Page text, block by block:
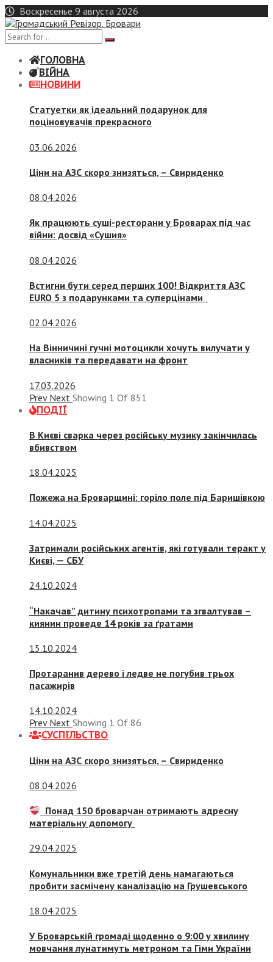
Skip
to
content
Воскресенье 9 августа 2026
ГОЛОВНА
ВІЙНА
НОВИНИ
Статуетки як ідеальний подарунок для
поціновувачів прекрасного
03.06.2026
Ціни на АЗС скоро знизяться, – Свириденко
08.04.2026
Як працюють суші-ресторани у Броварах під час
війни: досвід «Сушия»
08.04.2026
Встигни бути серед перших 100! Відкриття АЗС
EURO 5 з подарунками та суперцінами
02.04.2026
На Вінничині гучні мотоцикли хочуть вилучати у
власників та передавати на фронт
17.03.2026
Prev Next Showing 1 Of 851
ПОДІЇ
В Києві сварка через російську музику закінчилась
вбивством
18.04.2025
Пожежа на Броварщині: горіло поле під Баришівкою
14.04.2025
Затримали російських агентів, які готували теракт у
Києві, — СБУ
24.10.2024
“Накачав” дитину психотропами та згвалтував –
киянин проведе 14 років за ґратами
15.10.2024
Протаранив дерево і ледве не погубив трьох
пасажирів
14.10.2024
Prev Next Showing 1 Of 86
СУСПIЛЬСТВО
Ціни на АЗС скоро знизяться, – Свириденко
08.04.2026
Понад 150 броварчан отримають адресну
матеріальну допомогу
29.04.2025
Комунальники вже третій день намагаються
пробити засмічену каналізацію на Грушевського
18.04.2025
У Броварській громаді щоденно о 9:00 у хвилину
мовчання лунатимуть метроном та Гімн України